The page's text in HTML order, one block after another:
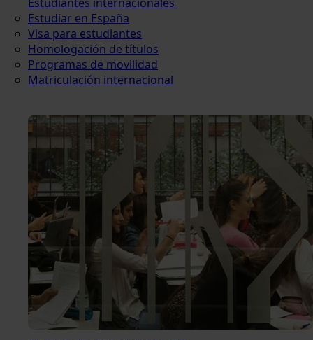
Estudiar en España
Visa para estudiantes
Homologación de títulos
Programas de movilidad
Matriculación internacional